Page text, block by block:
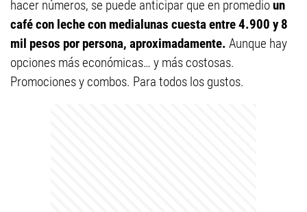
hacer números, se puede anticipar que en promedioun
café con leche con medialunas cuesta entre 4.900 y 8
mil pesos por persona, aproximadamente. Aunque hay
opciones más económicas… y más costosas.
Promociones y combos. Para todos los gustos.